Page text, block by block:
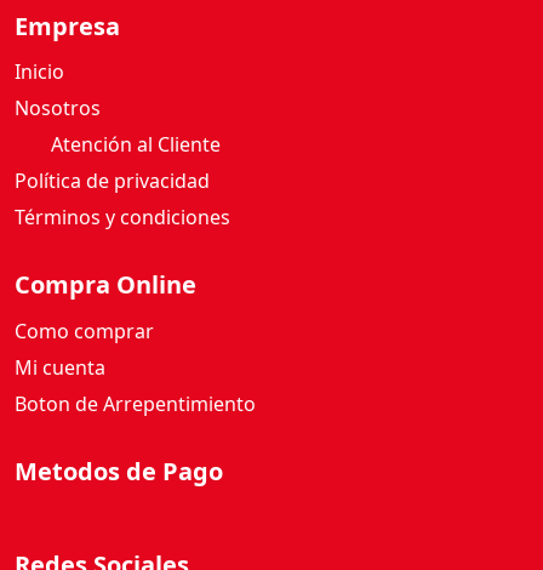
Empresa
Inicio
Nosotros
Atención al Cliente
Política de privacidad
Términos y condiciones
Compra Online
Como comprar
Mi cuenta
Boton de Arrepentimiento
Metodos de Pago